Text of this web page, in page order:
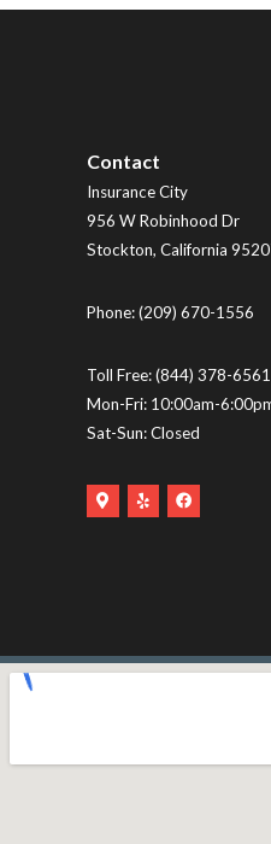
Contact
Insurance City
956 W Robinhood Dr
Stockton, California
Phone:(209) 670-1556
Toll Free:(844) 378-6561
Mon-Fri: 10:00am-
Sat-Sun: Closed
Google
new
Yelp
tab)
Facebook
tab)